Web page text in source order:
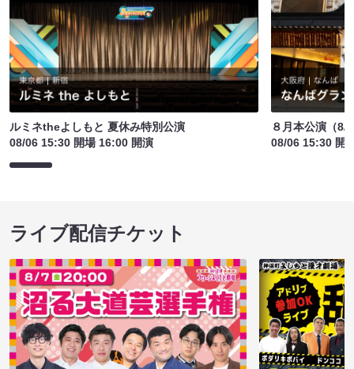
ルミネtheよしもと 夏休み特別公演
08/06 15:30 開場 16:00 開演
８月本公演（8/
08/06 15:30 開
ライブ配信チケット